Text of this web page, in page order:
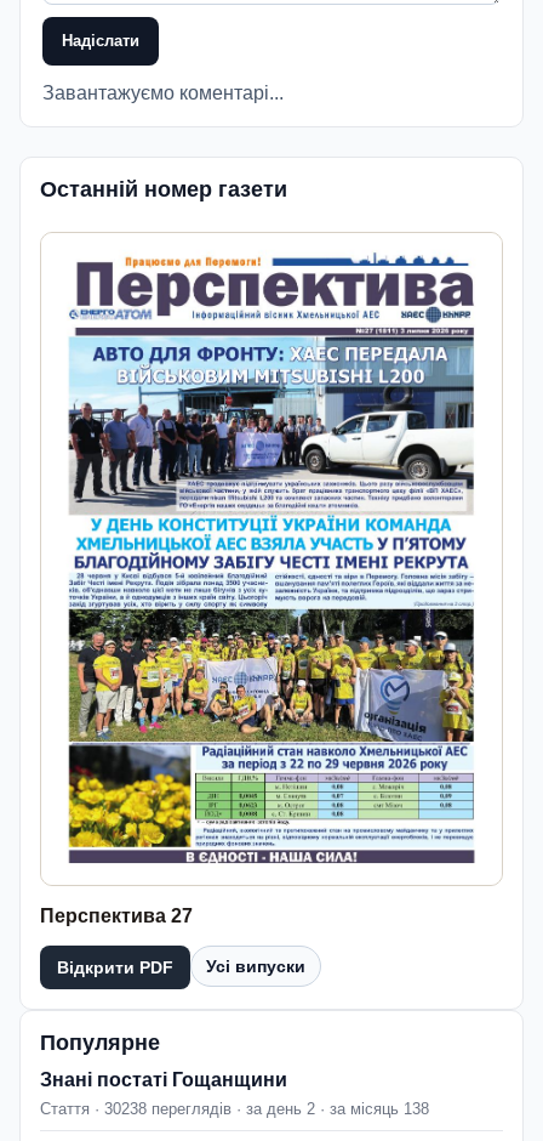
Надіслати
Завантажуємо коментарі...
Останній номер газети
Перспектива 27
Відкрити PDF Усі випуски
Популярне
Знані постаті Гощанщини
Стаття · 30238 переглядів · за день 2 · за місяць 138